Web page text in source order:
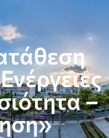
–